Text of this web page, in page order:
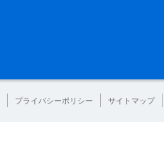
プライバシーポリシー サイトマップ